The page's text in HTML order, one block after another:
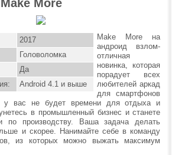
More
2017
Головоломка
Да
Android 4.1 и выше
Make More на
андроид взлом-
отличная
новинка, которая
порадует всех
любителей аркад
для смартфонов
у вас не будет времени для отдыха и
в промышленный бизнес и станете
по производству. Ваша задача делать
и скорее. Нанимайте себе в команду
из которых можно выжать максимум